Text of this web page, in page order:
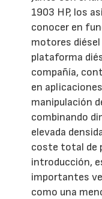
1903 HP, los
conocer en
motores diésel
plataforma
compañía,
en
manipulación
combinando
elevada
coste total de
introducción,
importantes
como una